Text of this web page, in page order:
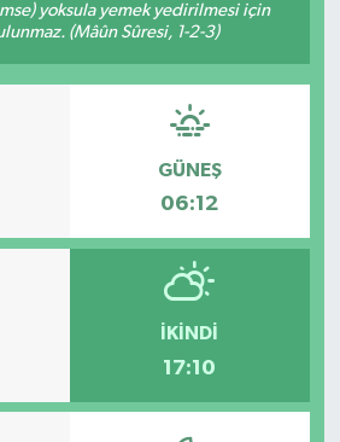
yoksula yemek yedirilmesi için
(Mâûn Sûresi, 1-2-3)
GÜNEŞ
06:12
İKINDI
17:10